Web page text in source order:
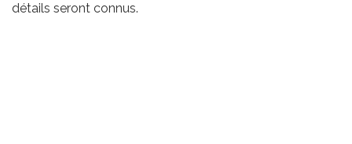
détails seront connus.